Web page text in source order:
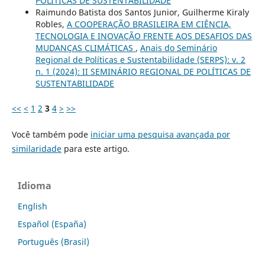
Raimundo Batista dos Santos Junior, Guilherme Kiraly
Robles, A COOPERAÇÃO BRASILEIRA EM CIÊNCIA,
TECNOLOGIA E INOVAÇÃO FRENTE AOS DESAFIOS DAS
MUDANÇAS CLIMÁTICAS , Anais do Seminário
Regional de Políticas e Sustentabilidade (SERPS): v. 2
n. 1 (2024): II SEMINÁRIO REGIONAL DE POLÍTICAS DE
SUSTENTABILIDADE
<< < 1 2 3 4 > >>
Você também pode iniciar uma pesquisa avançada por
similaridadepara este artigo.
Idioma
English
Español (España)
Português (Brasil)